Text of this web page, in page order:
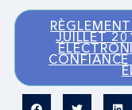
JUILLET
CONFIANCE